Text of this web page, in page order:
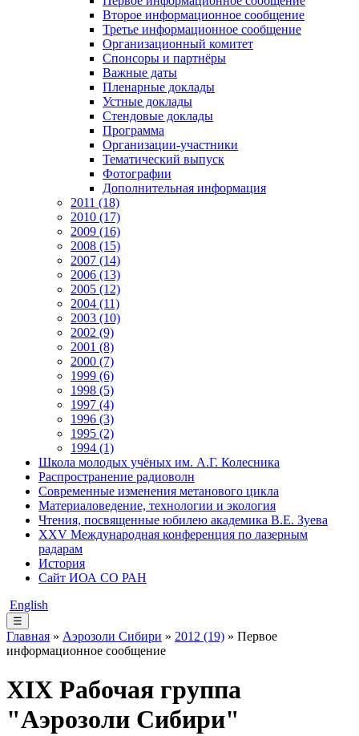
Второе информационное сообщение
Третье информационное сообщение
Организационный комитет
Спонсоры и партнёры
Важные даты
Пленарные доклады
Устные доклады
Стендовые доклады
Программа
Организации-участники
Тематический выпуск
Фотографии
Дополнительная информация
2011 (18)
2010 (17)
2009 (16)
2008 (15)
2007 (14)
2006 (13)
2005 (12)
2004 (11)
2003 (10)
2002 (9)
2001 (8)
2000 (7)
1999 (6)
1998 (5)
1997 (4)
1996 (3)
1995 (2)
1994 (1)
Школа молодых учёных им. А.Г. Колесника
Распространение радиоволн
Современные изменения метанового цикла
Материаловедение, технологии и экология
Чтения, посвященные юбилею академика В.Е. Зуева
XXV Международная конференция по лазерным
радарам
История
Сайт ИОА СО РАН
English
☰
Главная » Аэрозоли Сибири » 2012 (19) » Первое
информационное сообщение
XIX Рабочая группа
"Аэрозоли Сибири"